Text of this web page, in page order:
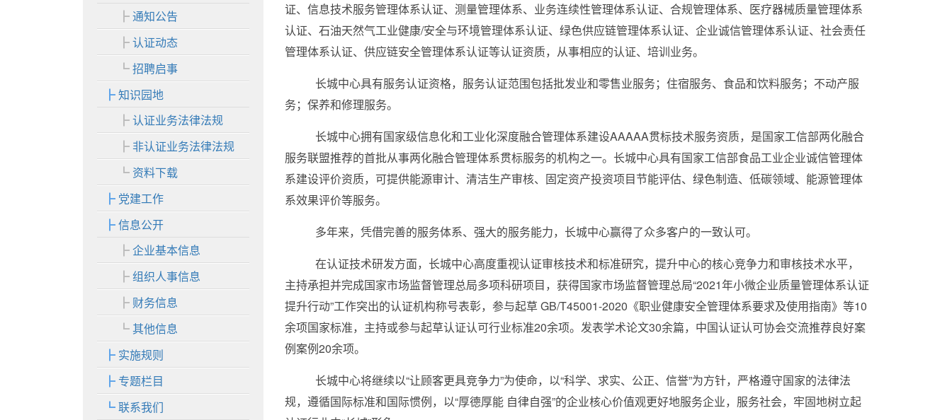
通知公告
认证动态
招聘启事
知识园地
认证业务法律法规
非认证业务法律法规
资料下载
党建工作
信息公开
企业基本信息
组织人事信息
财务信息
其他信息
实施规则
专题栏目
联系我们
证、信息技术服务管理体系认证、测量管理体系、业务连续性管理体系认证、合规管理体系、医疗器械质量管理体系
认证、石油天然气工业健康/安全与环境管理体系认证、绿色供应链管理体系认证、企业诚信管理体系认证、社会责任
管理体系认证、供应链安全管理体系认证等认证资质，从事相应的认证、培训业务。
长城中心具有服务认证资格，服务认证范围包括批发业和零售业服务；住宿服务、食品和饮料服务；不动产服
务；保养和修理服务。
长城中心拥有国家级信息化和工业化深度融合管理体系建设AAAAA贯标技术服务资质，是国家工信部两化融合
服务联盟推荐的首批从事两化融合管理体系贯标服务的机构之一。长城中心具有国家工信部食品工业企业诚信管理体
系建设评价资质，可提供能源审计、清洁生产审核、固定资产投资项目节能评估、绿色制造、低碳领域、能源管理体
系效果评价等服务。
多年来，凭借完善的服务体系、强大的服务能力，长城中心赢得了众多客户的一致认可。
在认证技术研发方面，长城中心高度重视认证审核技术和标准研究，提升中心的核心竞争力和审核技术水平，
主持承担并完成国家市场监督管理总局多项科研项目，获得国家市场监督管理总局“2021年小微企业质量管理体系认证
提升行动”工作突出的认证机构称号表彰，参与起草 GB/T45001-2020《职业健康安全管理体系要求及使用指南》等10
余项国家标准，主持或参与起草认证认可行业标准20余项。发表学术论文30余篇，中国认证认可协会交流推荐良好案
例案例20余项。
长城中心将继续以“让顾客更具竞争力”为使命，以“科学、求实、公正、信誉”为方针，严格遵守国家的法律法
规，遵循国际标准和国际惯例，以“厚德厚能 自律自强”的企业核心价值观更好地服务企业，服务社会，牢固地树立起